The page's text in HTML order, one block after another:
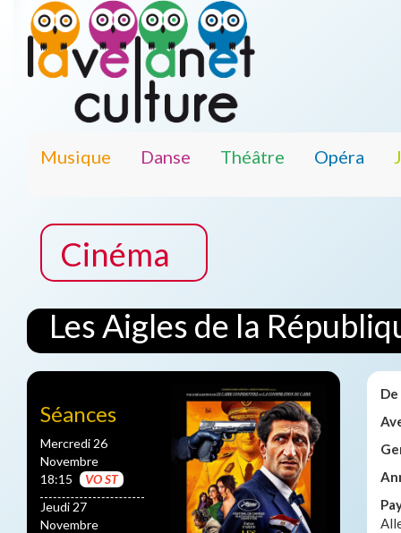
Musique Danse Théâtre Opéra
Cinéma
Les Aigles de la
Séances
Mercredi 26
Novembre
18:15
VO ST
Jeudi 27
Novembre
De